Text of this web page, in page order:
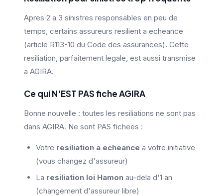
Apres 2 a 3 sinistres responsables en peu de
temps, certains assureurs resilient a echeance
(article R113-10 du Code des assurances). Cette
resiliation, parfaitement legale, est aussi transmise
a AGIRA.
Ce qui N'EST PAS fiche AGIRA
Bonne nouvelle : toutes les resiliations ne sont pas
dans AGIRA. Ne sont PAS fichees :
Votre resiliation a echeance a votre initiative
(vous changez d'assureur)
La resiliation loi Hamon au-dela d'1 an
(changement d'assureur libre)